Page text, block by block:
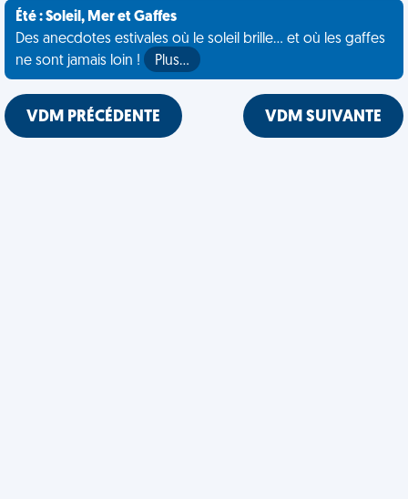
Été : Soleil, Mer et Gaffes
Des anecdotes estivales où le soleil brille... et où les gaffes
ne sont jamais loin !
Plus…
VDM PRÉCÉDENTE VDM SUIVANTE